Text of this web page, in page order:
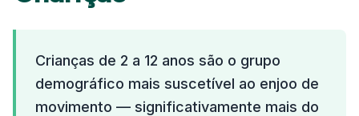
Crianças de 2 a 12 anos são o grupo
demográfico mais suscetível ao enjoo de
movimento — significativamente mais do